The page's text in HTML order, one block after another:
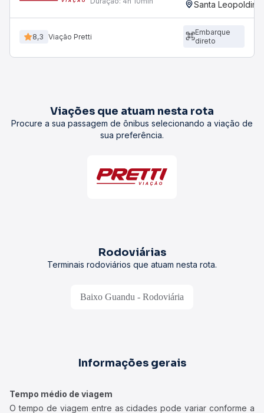
Santa
8,3 Viação Pretti
Embarque
direto
Viações que atuam nesta rota
Procure a sua passagem de ônibus selecionando a viação de
sua preferência.
Rodoviárias
Terminais rodoviários que atuam nesta rota.
Baixo Guandu - Rodoviária
Informações gerais
Tempo médio de viagem
O tempo de viagem entre as cidades pode variar conforme a